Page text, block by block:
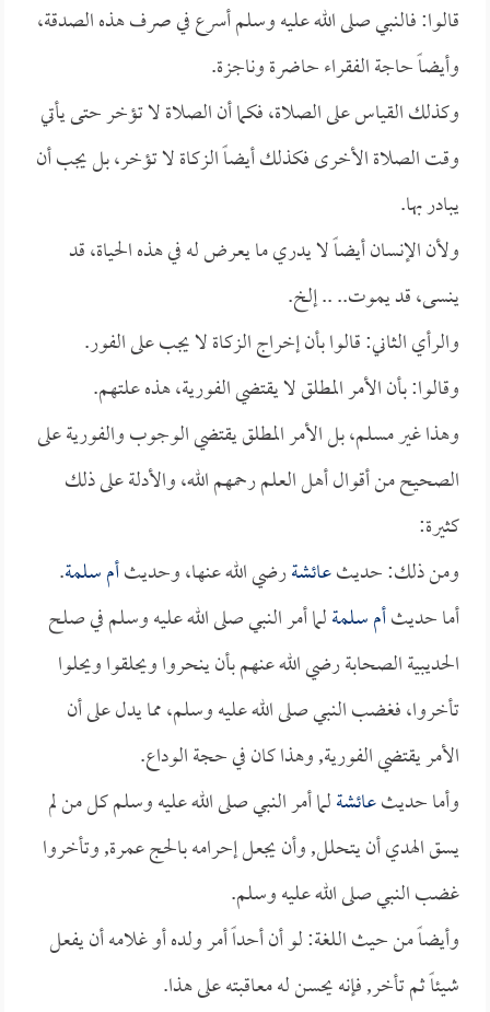
قالوا: فالنبي صلى الله عليه وسلم أسرع في صرف هذه الصدقة،
وأيضاً حاجة الفقراء حاضرة وناجزة.
وكذلك القياس على الصلاة، فكما أن الصلاة لا تؤخر حتى يأتي
وقت الصلاة الأخرى فكذلك أيضاً الزكاة لا تؤخر، بل يجب أن
يبادر بها.
ولأن الإنسان أيضاً لا يدري ما يعرض له في هذه الحياة، قد
ينسى، قد يموت.. .. إلخ.
والرأي الثاني: قالوا بأن إخراج الزكاة لا يجب على الفور.
وقالوا: بأن الأمر المطلق لا يقتضي الفورية، هذه علتهم.
وهذا غير مسلم، بل الأمر المطلق يقتضي الوجوب والفورية على
الصحيح من أقوال أهل العلم رحمهم الله، والأدلة على ذلك
كثيرة:
ومن ذلك: حديثعائشةرضي الله عنها، وحديثأم سلمة.
أما حديثأم سلمةلما أمر النبي صلى الله عليه وسلم في صلح
الحديبية الصحابة رضي الله عنهم بأن ينحروا ويحلقوا ويحلوا
تأخروا، فغضب النبي صلى الله عليه وسلم، مما يدل على أن
الأمر يقتضي الفورية, وهذا كان في حجة الوداع.
وأما حديثعائشةلما أمر النبي صلى الله عليه وسلم كل من لم
يسق الهدي أن يتحلل, وأن يجعل إحرامه بالحج عمرة, وتأخروا
غضب النبي صلى الله عليه وسلم.
وأيضاً من حيث اللغة: لو أن أحداً أمر ولده أو غلامه أن يفعل
شيئاً ثم تأخر, فإنه يحسن له معاقبته على هذا.